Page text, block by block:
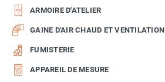
ARMOIRE D'ATELIER
GAINE D'AIR CHAUD ET VENTILATION
FUMISTERIE
APPAREIL DE MESURE